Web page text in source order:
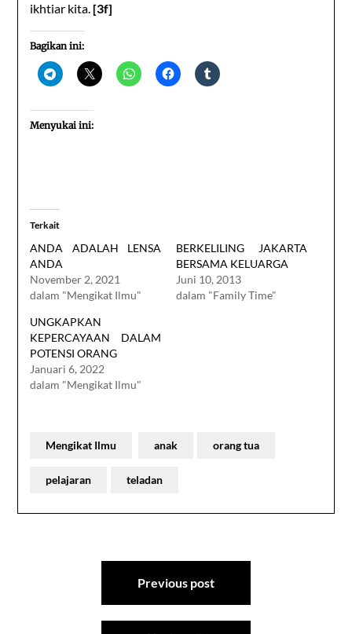
ikhtiar kita. [3f]
Bagikan ini:
Menyukai ini:
Terkait
ANDA ADALAH LENSA
ANDA
November 2, 2021
dalam "Mengikat Ilmu"
BERKELILING JAKARTA
BERSAMA KELUARGA
Juni 10, 2013
dalam "Family Time"
UNGKAPKAN
KEPERCAYAAN DALAM
POTENSI ORANG
Januari 6, 2022
dalam "Mengikat Ilmu"
Mengikat Ilmu anak orang tua
pelajaran teladan
Navigasi
Previous post